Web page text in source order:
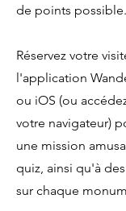
de points possible.
Réservez votre
l'application
ou iOS (ou
votre navigateur)
une mission
quiz, ainsi qu'à
sur chaque